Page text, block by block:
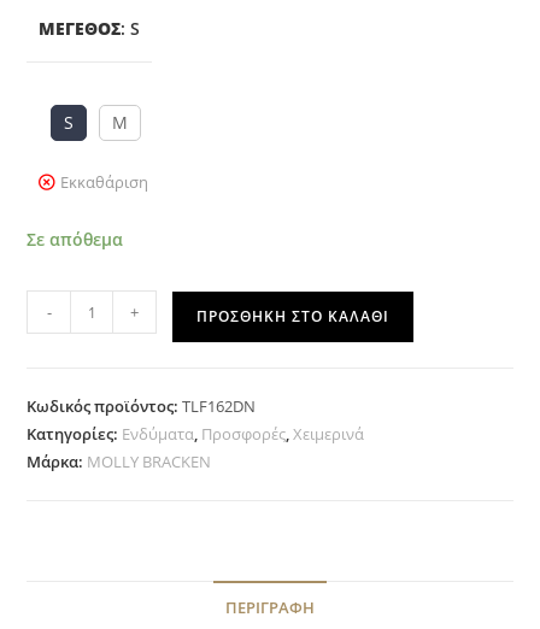
ΜΈΓΕΘΟΣ: S
S M
Εκκαθάριση
Σε απόθεμα
- + ΠΡΟΣΘΉΚΗ ΣΤΟ ΚΑΛΆΘΙ
Κωδικός προϊόντος:TLF162DN
Κατηγορίες: Ενδύματα, Προσφορές,Χειμερινά
Μάρκα: MOLLY BRACKEN
ΠΕΡΙΓΡΑΦΉ